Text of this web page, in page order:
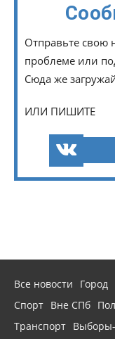
Отправьте свою
проблеме или
Сюда же
ИЛИ ПИШИТЕ
Все новости Город
Спорт Вне СПб
Транспорт